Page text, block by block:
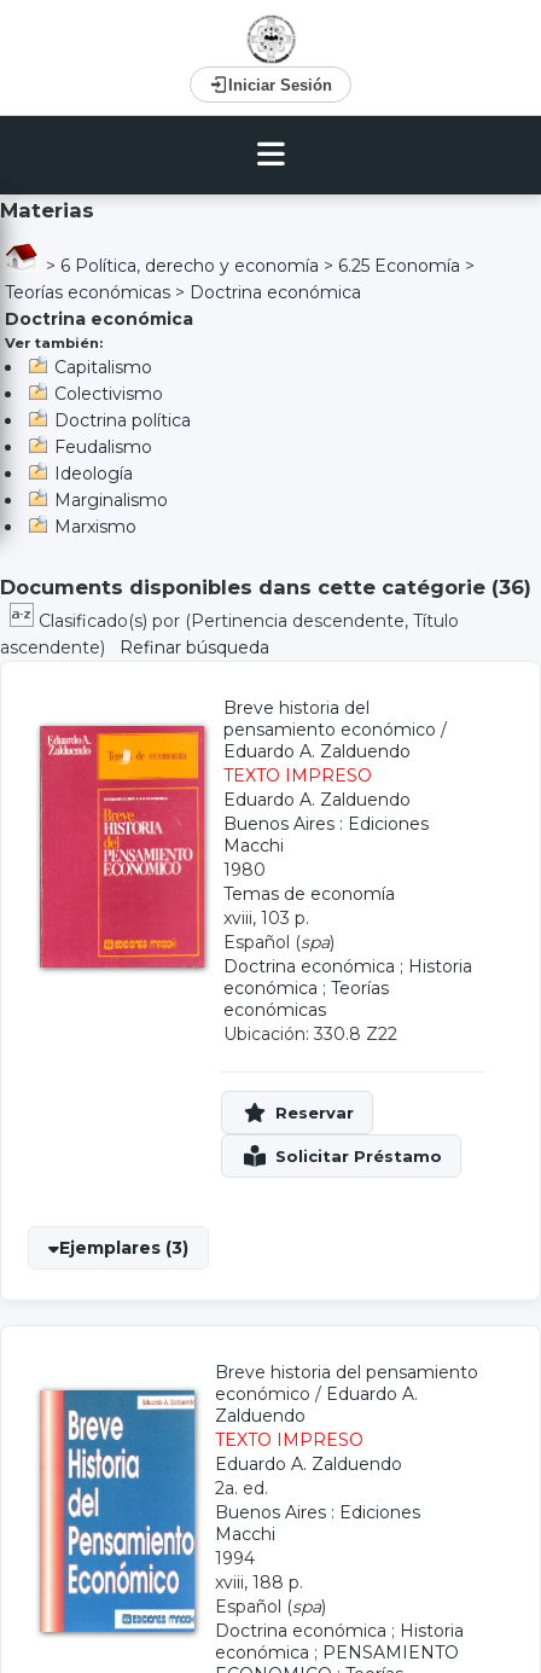
Iniciar Sesión
Materias
> 6 Política, derecho y economía > 6.25 Economía >
Teorías económicas > Doctrina económica
Doctrina económica
Ver también:
Capitalismo
Colectivismo
Doctrina política
Feudalismo
Ideología
Marginalismo
Marxismo
Documents disponibles dans cette catégorie (36)
Clasificado(s) por (Pertinencia descendente, Título
ascendente)
Refinar búsqueda
Breve historia del
pensamiento económico /
Eduardo A. Zalduendo
TEXTO IMPRESO
Eduardo A. Zalduendo
Buenos Aires : Ediciones
Macchi
1980
Temas de economía
xviii, 103 p.
Español (spa)
Doctrina económica ; Historia
económica ; Teorías
económicas
Ubicación: 330.8 Z22
Ejemplares (3)
Breve historia del pensamiento
económico / Eduardo A.
Zalduendo
TEXTO IMPRESO
Eduardo A. Zalduendo
2a. ed.
Buenos Aires : Ediciones
Macchi
1994
xviii, 188 p.
Español (spa)
Doctrina económica ; Historia
económica ; PENSAMIENTO